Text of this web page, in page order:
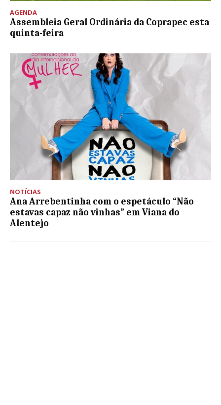
AGENDA
Assembleia Geral Ordinária da Coprapec esta
quinta-feira
NOTÍCIAS
Ana Arrebentinha com o espetáculo “Não
estavas capaz não vinhas” em Viana do
Alentejo